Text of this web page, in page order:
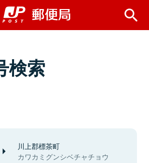
検索
川上郡標茶町
カワカミグンシベチャチョウ